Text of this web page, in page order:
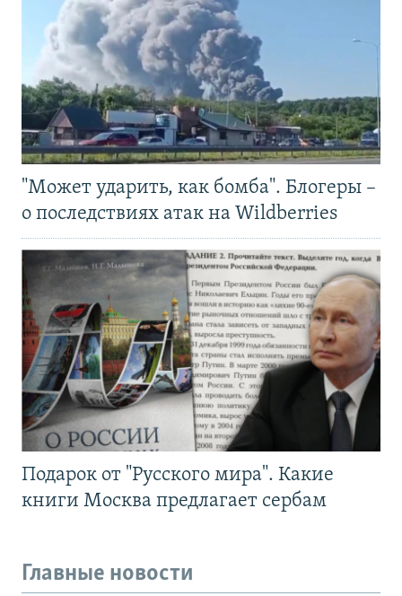
"Может ударить, как бомба". Блогеры –
о последствиях атак на Wildberries
Подарок от "Русского мира". Какие
книги Москва предлагает сербам
Главные новости